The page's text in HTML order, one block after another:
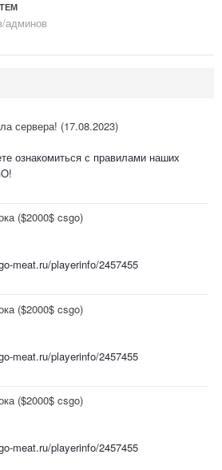
админов
сервера! (17.08.2023)
ознакомиться с правилами наших
($2000$ csgo)
meat.ru/playerinfo/2457455
($2000$ csgo)
meat.ru/playerinfo/2457455
($2000$ csgo)
meat.ru/playerinfo/2457455